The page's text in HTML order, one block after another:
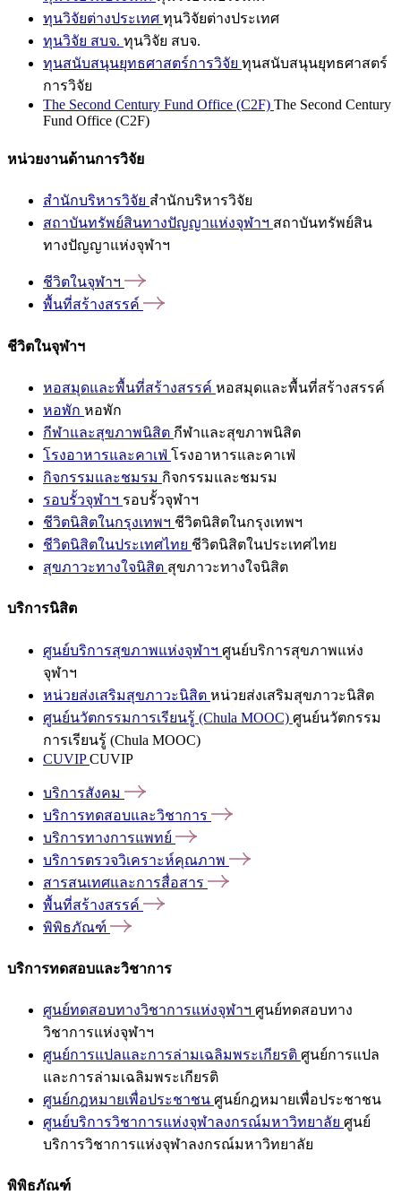
ทุนวิจัยต่างประเทศ ทุนวิจัยต่างประเทศ
ทุนวิจัย สบจ. ทุนวิจัย สบจ.
ทุนสนับสนุนยุทธศาสตร์การวิจัย ทุนสนับสนุนยุทธศาสตร์
การวิจัย
The Second Century Fund Office (C2F) The Second Century
Fund Office (C2F)
หน่วยงานด้านการวิจัย
สำนักบริหารวิจัย สำนักบริหารวิจัย
สถาบันทรัพย์สินทางปัญญาแห่งจุฬาฯ สถาบันทรัพย์สิน
ทางปัญญาแห่งจุฬาฯ
ชีวิตในจุฬาฯ
พื้นที่สร้างสรรค์
ชีวิตในจุฬาฯ
หอสมุดและพื้นที่สร้างสรรค์ หอสมุดและพื้นที่สร้างสรรค์
หอพัก หอพัก
กีฬาและสุขภาพนิสิต กีฬาและสุขภาพนิสิต
โรงอาหารและคาเฟ่ โรงอาหารและคาเฟ่
กิจกรรมและชมรม กิจกรรมและชมรม
รอบรั้วจุฬาฯ รอบรั้วจุฬาฯ
ชีวิตนิสิตในกรุงเทพฯ ชีวิตนิสิตในกรุงเทพฯ
ชีวิตนิสิตในประเทศไทย ชีวิตนิสิตในประเทศไทย
สุขภาวะทางใจนิสิต สุขภาวะทางใจนิสิต
บริการนิสิต
ศูนย์บริการสุขภาพแห่งจุฬาฯ ศูนย์บริการสุขภาพแห่ง
จุฬาฯ
หน่วยส่งเสริมสุขภาวะนิสิต หน่วยส่งเสริมสุขภาวะนิสิต
ศูนย์นวัตกรรมการเรียนรู้ (Chula MOOC) ศูนย์นวัตกรรม
การเรียนรู้ (Chula MOOC)
CUVIPCUVIP
บริการสังคม
บริการทดสอบและวิชาการ
บริการทางการแพทย์
บริการตรวจวิเคราะห์คุณภาพ
สารสนเทศและการสื่อสาร
พื้นที่สร้างสรรค์
พิพิธภัณฑ์
บริการทดสอบและวิชาการ
ศูนย์ทดสอบทางวิชาการแห่งจุฬาฯ ศูนย์ทดสอบทาง
วิชาการแห่งจุฬาฯ
ศูนย์การแปลและการล่ามเฉลิมพระเกียรติ ศูนย์การแปล
และการล่ามเฉลิมพระเกียรติ
ศูนย์กฎหมายเพื่อประชาชน ศูนย์กฎหมายเพื่อประชาชน
ศูนย์บริการวิชาการแห่งจุฬาลงกรณ์มหาวิทยาลัย ศูนย์
บริการวิชาการแห่งจุฬาลงกรณ์มหาวิทยาลัย
พิพิธภัณฑ์